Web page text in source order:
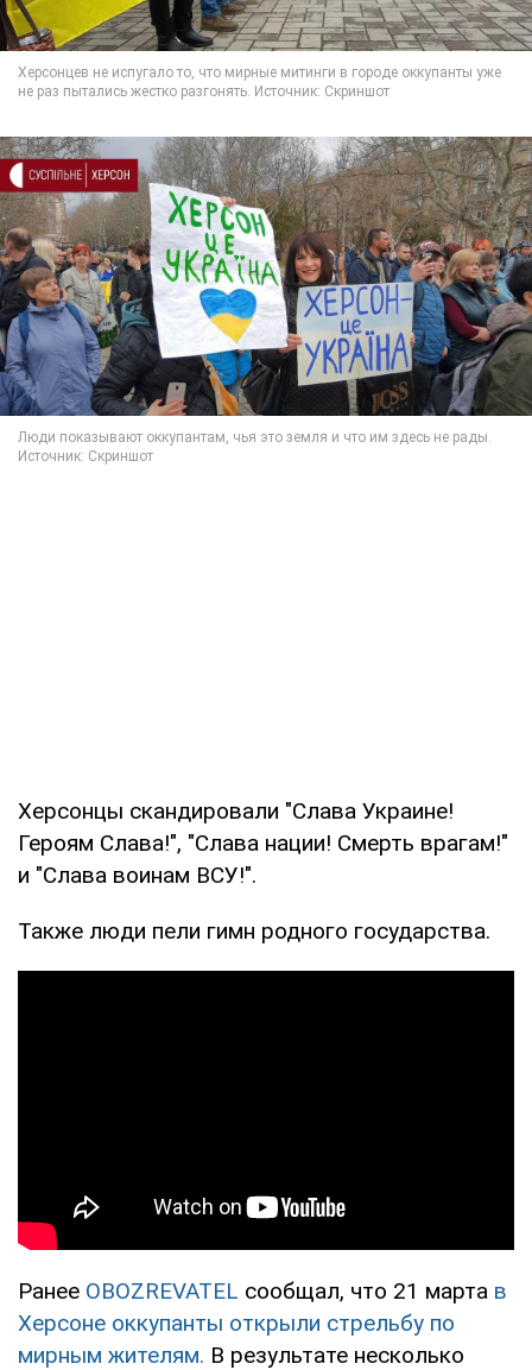
Херсонцы скандировали "Слава Украине!
Героям Слава!", "Слава нации! Смерть врагам!"
и "Слава воинам ВСУ!".
Также люди пели гимн родного государства.
Ранее OBOZREVATEL сообщал, что 21 марта в
Херсоне оккупанты открыли стрельбу по
мирным жителям. В результате несколько